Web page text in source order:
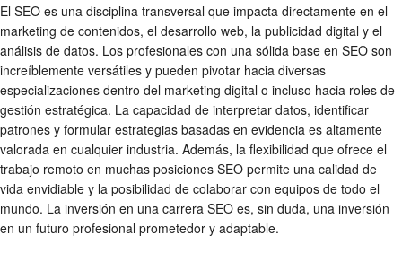
El SEO es una disciplina transversal que impacta directamente en el
marketing de contenidos, el desarrollo web, la publicidad digital y el
análisis de datos. Los profesionales con una sólida base en SEO son
increíblemente versátiles y pueden pivotar hacia diversas
especializaciones dentro del marketing digital o incluso hacia roles de
gestión estratégica. La capacidad de interpretar datos, identificar
patrones y formular estrategias basadas en evidencia es altamente
valorada en cualquier industria. Además, la flexibilidad que ofrece el
trabajo remoto en muchas posiciones SEO permite una calidad de
vida envidiable y la posibilidad de colaborar con equipos de todo el
mundo. La inversión en una carrera SEO es, sin duda, una inversión
en un futuro profesional prometedor y adaptable.